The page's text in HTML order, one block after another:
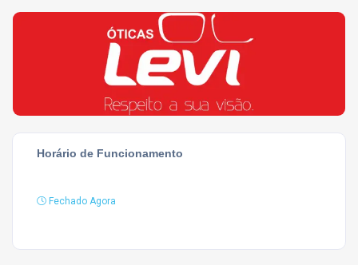
Horário de Funcionamento
Fechado Agora